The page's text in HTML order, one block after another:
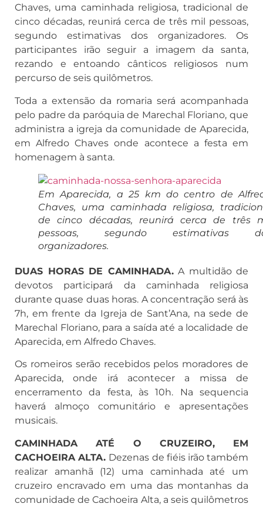
Chaves, uma caminhada religiosa, tradicional de
cinco décadas, reunirá cerca de três mil pessoas,
segundo estimativas dos organizadores. Os
participantes irão seguir a imagem da santa,
rezando e entoando cânticos religiosos num
percurso de seis quilômetros.
Toda a extensão da romaria será acompanhada
pelo padre da paróquia de Marechal Floriano, que
administra a igreja da comunidade de Aparecida,
em Alfredo Chaves onde acontece a festa em
homenagem à santa.
Em Aparecida, a 25 km do centro de
Chaves, uma caminhada religiosa,
de cinco décadas, reunirá cerca de três
pessoas, segundo estimativas
organizadores.
DUAS HORAS DE CAMINHADA.A multidão de
devotos participará da caminhada religiosa
durante quase duas horas. A concentração será às
7h, em frente da Igreja de Sant’Ana, na sede de
Marechal Floriano, para a saída até a localidade de
Aparecida, em Alfredo Chaves.
Os romeiros serão recebidos pelos moradores de
Aparecida, onde irá acontecer a missa de
encerramento da festa, às 10h. Na sequencia
haverá almoço comunitário e apresentações
musicais.
CAMINHADA ATÉ O CRUZEIRO, EM
CACHOEIRA ALTA. Dezenas de fiéis irão também
realizar amanhã (12) uma caminhada até um
cruzeiro encravado em uma das montanhas da
comunidade de Cachoeira Alta, a seis quilômetros